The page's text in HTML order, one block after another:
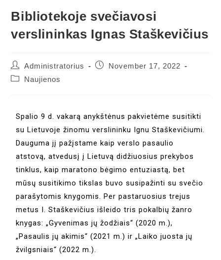
Bibliotekoje svečiavosi
verslininkas Ignas Staškevičius
Administratorius
November 17, 2022
Naujienos
Spalio 9 d. vakarą anykštėnus pakvietėme susitikti
su Lietuvoje žinomu verslininku Ignu Staškevičiumi.
Dauguma jį pažįstame kaip verslo pasaulio
atstovą, atvedusį į Lietuvą didžiuosius prekybos
tinklus, kaip maratono bėgimo entuziastą, bet
mūsų susitikimo tikslas buvo susipažinti su svečio
parašytomis knygomis. Per pastaruosius trejus
metus I. Staškevičius išleido tris pokalbių žanro
knygas: „Gyvenimas jų žodžiais“ (2020 m.),
„Pasaulis jų akimis“ (2021 m.) ir „Laiko juosta jų
žvilgsniais“ (2022 m.).